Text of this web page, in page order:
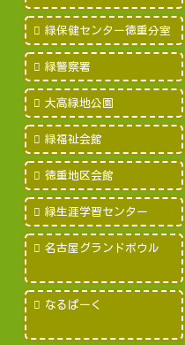
緑保健センター徳重分室
緑警察署
大高緑地公園
緑福祉会館
徳重地区会館
緑生涯学習センター
名古屋グランドボウル
なるぱーく